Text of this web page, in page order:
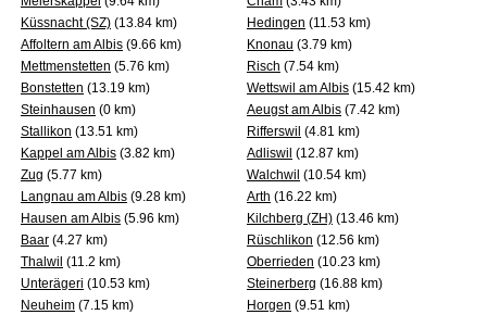
Küssnacht (SZ) (13.84 km) Hedingen (11.53 km)
Affoltern am Albis (9.66 km) Knonau (3.79 km)
Mettmenstetten (5.76 km) Risch (7.54 km)
Bonstetten (13.19 km) Wettswil am Albis (15.42 km)
Steinhausen (0 km) Aeugst am Albis (7.42 km)
Stallikon (13.51 km) Rifferswil (4.81 km)
Kappel am Albis (3.82 km) Adliswil (12.87 km)
Zug (5.77 km) Walchwil (10.54 km)
Langnau am Albis (9.28 km) Arth (16.22 km)
Hausen am Albis (5.96 km) Kilchberg (ZH) (13.46 km)
Baar (4.27 km) Rüschlikon (12.56 km)
Thalwil (11.2 km) Oberrieden (10.23 km)
Unterägeri (10.53 km) Steinerberg (16.88 km)
Neuheim (7.15 km) Horgen (9.51 km)